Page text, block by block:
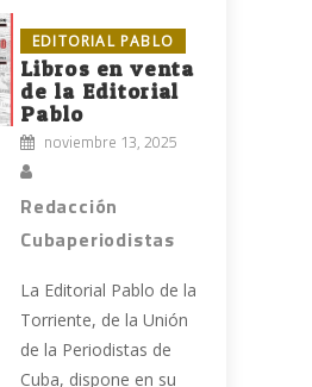
EDITORIAL PABLO
Libros en venta
de la Editorial
Pablo
noviembre 13, 2025
Redacción
Cubaperiodistas
La Editorial Pablo de la
Torriente, de la Unión
de la Periodistas de
Cuba, dispone en su